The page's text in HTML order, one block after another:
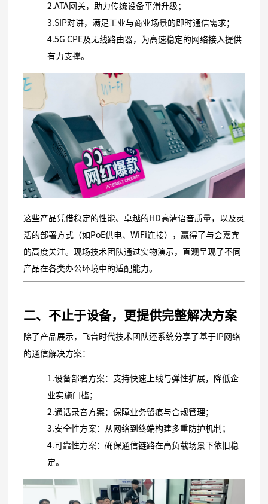
2.ATA网关，助力传统设备平滑升级；
3.SIP对讲，满足工业与商业场景的即时通信需求；
4.5G CPE及无线路由器，为高速稳定的网络接入提供
有力支撑。
这些产品凭借稳定的性能、卓越的HD高清语音质量，以及灵
活的部署方式（如PoE供电、WiFi连接），赢得了与会嘉宾
的高度关注。现场技术团队通过实物演示，直观呈现了不同
产品在各类办公环境中的适配能力。
二、不止于设备，更提供完整解决方案
除了产品展示，飞音时代技术团队还系统分享了基于IP网络
的通信解决方案：
1.设备部署方案：支持快速上线与弹性扩展，降低企
业实施门槛；
2.通话录音方案：保障业务留痕与合规管理；
3.安全性方案：从网络到终端构建多重防护机制；
4.可靠性方案：确保通信链路在高负载场景下依旧稳
定。